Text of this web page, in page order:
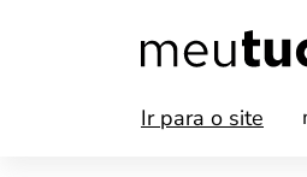
Ir para o site